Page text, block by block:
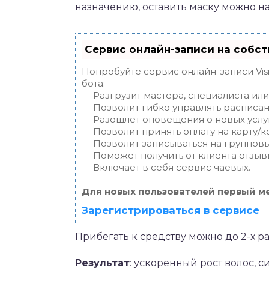
назначению, оставить маску можно
Сервис онлайн-записи на
Попробуйте сервис онлайн-записи
бота:
— Разгрузит мастера, специалиста
— Позволит гибко управлять
— Разошлет оповещения о новых
— Позволит принять оплату на карту/
— Позволит записываться на
— Поможет получить от клиента
— Включает в себя сервис чаевых.
Для новых пользователей первый
Зарегистрироваться в сервисе
Прибегать к средству можно до 2-х
Результат: ускоренный рост волос,